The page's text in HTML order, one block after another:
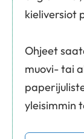
kieliversiot
Ohjeet
muovi- tai
yleisimmin